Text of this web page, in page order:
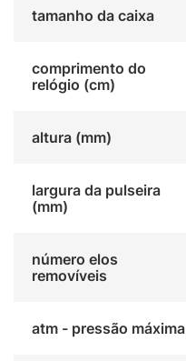
tamanho da caixa
comprimento do
relógio (cm)
altura (mm)
largura da pulseira
(mm)
número elos
removíveis
atm - pressão máxima